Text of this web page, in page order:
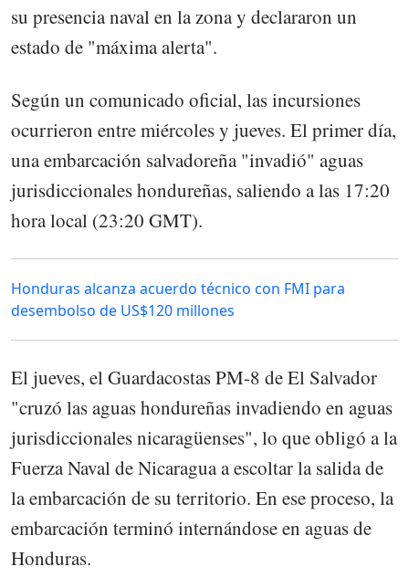
su presencia naval en la zona y declararon un
estado de "máxima alerta".
Según un comunicado oficial, las incursiones
ocurrieron entre miércoles y jueves. El primer día,
una embarcación salvadoreña "invadió" aguas
jurisdiccionales hondureñas, saliendo a las 17:20
hora local (23:20 GMT).
Honduras alcanza acuerdo técnico con FMI para
desembolso de US$120 millones
El jueves, el Guardacostas PM-8 de El Salvador
"cruzó las aguas hondureñas invadiendo en aguas
jurisdiccionales nicaragüenses", lo que obligó a la
Fuerza Naval de Nicaragua a escoltar la salida de
la embarcación de su territorio. En ese proceso, la
embarcación terminó internándose en aguas de
Honduras.